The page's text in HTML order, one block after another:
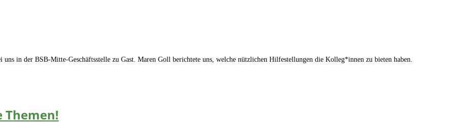
in der BSB-Mitte-Geschäftsstelle zu Gast. Maren Goll berichtete uns, welche nützlichen Hilfestellungen die Kolleg*innen zu bieten haben.
Themen!